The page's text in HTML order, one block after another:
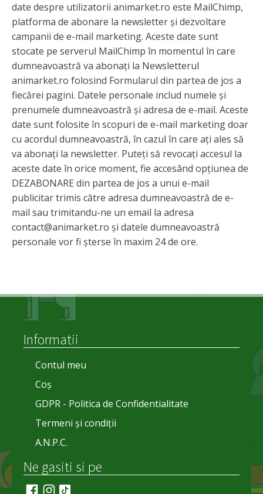
date despre utilizatorii animarket.ro este MailChimp,
platforma de abonare la newsletter și dezvoltare
campanii de e-mail marketing. Aceste date sunt
stocate pe serverul MailChimp în momentul în care
dumneavoastră va abonați la Newsletterul
animarket.ro folosind Formularul din partea de jos a
fiecărei pagini. Datele personale includ numele și
prenumele dumneavoastră și adresa de e-mail. Aceste
date sunt folosite în scopuri de e-mail marketing doar
cu acordul dumneavoastră, în cazul în care ați ales să
va abonați la newsletter. Puteți să revocați accesul la
aceste date în orice moment, fie accesând opțiunea de
DEZABONARE din partea de jos a unui e-mail
publicitar trimis către adresa dumneavoastră de e-
mail sau trimitandu-ne un email la adresa
contact@animarket.ro și datele dumneavoastră
personale vor fi șterse în maxim 24 de ore.
Informatii
Contul meu
Coș
GDPR - Politica de Confidentialitate
Termeni și condiții
A.N.P.C.
Ne gasiti si pe